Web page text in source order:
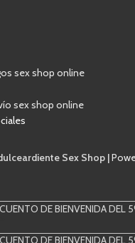
Sex Shop |
DE BIENVENIDA DEL
DE BIENVENIDA DEL